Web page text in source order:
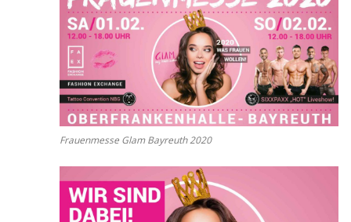
Frauenmesse Glam Bayreuth 2020